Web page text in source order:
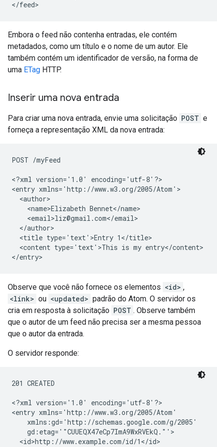
Embora o feed não contenha entradas, ele contém
metadados, como um título e o nome de um autor. Ele
também contém um identificador de versão, na forma de
uma ETag HTTP.
Inserir uma nova entrada
Para criar uma nova entrada, envie uma solicitação POST e
forneça a representação XML da nova entrada:
POST /myFeed
<?xml version='1.0' encoding='utf-8'?>
<entry xmlns='http://www.w3.org/2005/Atom'>
  <author>
    <name>Elizabeth Bennet</name>
    <email>liz@gmail.com</email>
  </author>
  <title type='text'>Entry 1</title>
  <content type='text'>This is my entry</content>
Observe que você não fornece os elementos <id> ,
<link> ou <updated> padrão do Atom. O servidor os
cria em resposta à solicitação POST . Observe também
que o autor de um feed não precisa ser a mesma pessoa
que o autor da entrada.
O servidor responde:
201 CREATED
<?xml version='1.0' encoding='utf-8'?>
<entry xmlns='http://www.w3.org/2005/Atom'
    xmlns:gd='http://schemas.google.com/g/2005'
    gd:etag='"CUUEQX47eCp7ImA9WxRVEkQ."'>
  <id>http://www.example.com/id/1</id>